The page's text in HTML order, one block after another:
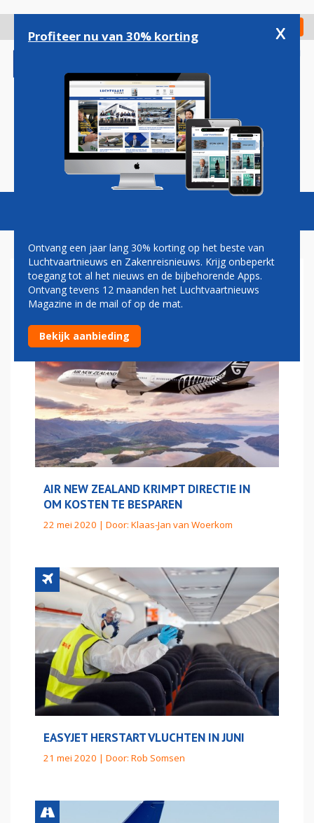
gaan
Check in
Magazine Podcasts Vacatures
CORONAVIRUS
AIR NEW ZEALAND KRIMPT DIRECTIE IN
OM KOSTEN TE BESPAREN
22 mei 2020 | Door: Klaas-Jan van Woerkom
EASYJET HERSTART VLUCHTEN IN JUNI
21 mei 2020 | Door: Rob Somsen
Profiteer nu van 30% korting x
Ontvang een jaar lang 30% korting op het beste van
Luchtvaartnieuws en Zakenreisnieuws. Krijg onbeperkt
toegang tot al het nieuws en de bijbehorende Apps.
Ontvang tevens 12 maanden het Luchtvaartnieuws
Magazine in de mail of op de mat.
Bekijk aanbieding